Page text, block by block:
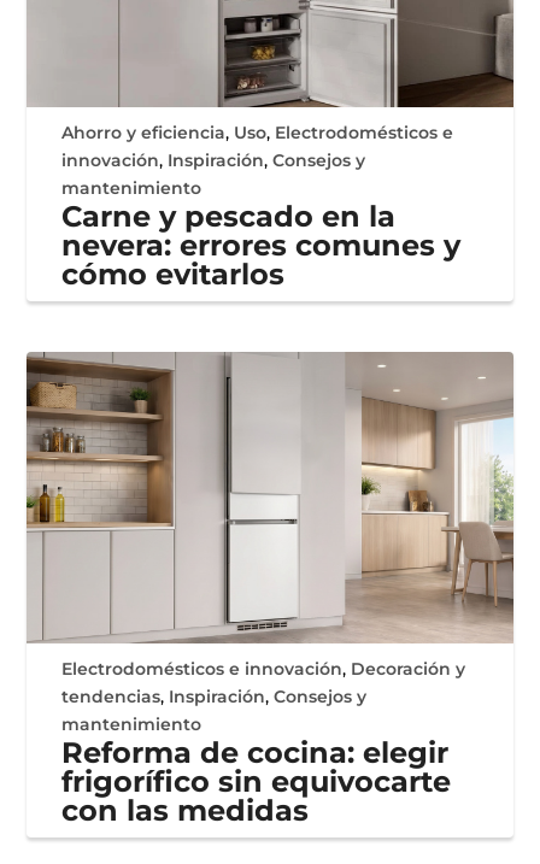
Ahorro y eficiencia, Uso, Electrodomésticos e
innovación, Inspiración,Consejos y
mantenimiento
Carne y pescado en la
nevera: errores comunes y
cómo evitarlos
Electrodomésticos e innovación, Decoración y
tendencias, Inspiración,Consejos y
mantenimiento
Reforma de cocina: elegir
frigorífico sin equivocarte
con las medidas